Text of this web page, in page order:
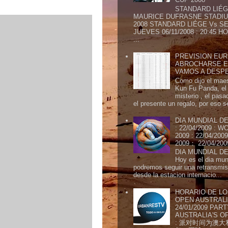
STANDARD
MAURICE DUFRASNE
2008 STANDARD LIÉGE Vs
JUEVES 06/11/2008 : 20:45
...
PREVISION
ABROCHARSE
VAMOS A
Como dijo el
Kun Fu Panda,
misterio , el
el presente un regalo, por eso
DIA MUNDIAL
: 22/04/2009 :
2009 : 22/04/
2009： 22/04/
DIA MUNDIAL
Hoy es el dia
podremos seguir una
desde la estacion internacio...
HORARIO DE
OPEN
24/01/2009
AUSTRALIA'S
: 派对时间为澳大